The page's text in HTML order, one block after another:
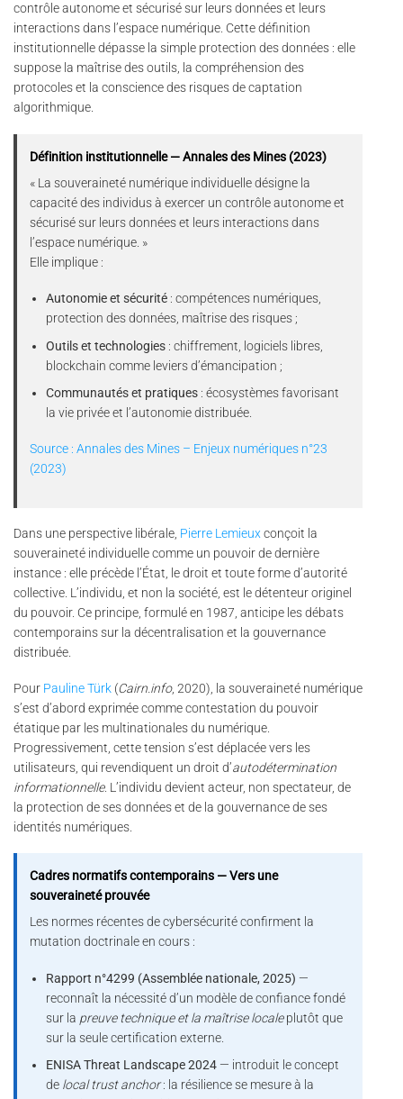
contrôle autonome et sécurisé sur leurs données et leurs
interactions dans l’espace numérique. Cette définition
institutionnelle dépasse la simple protection des données : elle
suppose la maîtrise des outils, la compréhension des
protocoles et la conscience des risques de captation
algorithmique.
Définition institutionnelle — Annales des Mines (2023)
« La souveraineté numérique individuelle désigne la
capacité des individus à exercer un contrôle autonome et
sécurisé sur leurs données et leurs interactions dans
l’espace numérique. »
Elle implique :
Autonomie et sécurité : compétences numériques,
protection des données, maîtrise des risques ;
Outils et technologies : chiffrement, logiciels libres,
blockchain comme leviers d’émancipation ;
Communautés et pratiques : écosystèmes favorisant
la vie privée et l’autonomie distribuée.
Source : Annales des Mines – Enjeux numériques n°23
(2023)
Dans une perspective libérale, Pierre Lemieuxconçoit la
souveraineté individuelle comme un pouvoir de dernière
instance : elle précède l’État, le droit et toute forme d’autorité
collective. L’individu, et non la société, est le détenteur originel
du pouvoir. Ce principe, formulé en 1987, anticipe les débats
contemporains sur la décentralisation et la gouvernance
distribuée.
Pour Pauline Türk (Cairn.info, 2020), la souveraineté numérique
s’est d’abord exprimée comme contestation du pouvoir
étatique par les multinationales du numérique.
Progressivement, cette tension s’est déplacée vers les
utilisateurs, qui revendiquent un droit d’autodétermination
informationnelle. L’individu devient acteur, non spectateur, de
la protection de ses données et de la gouvernance de ses
identités numériques.
Cadres normatifs contemporains — Vers une
souveraineté prouvée
Les normes récentes de cybersécurité confirment la
mutation doctrinale en cours :
Rapport n°4299 (Assemblée nationale, 2025) —
reconnaît la nécessité d’un modèle de confiance fondé
sur la preuve technique et la maîtrise localeplutôt que
sur la seule certification externe.
ENISA Threat Landscape 2024 — introduit le concept
de local trust anchor: la résilience se mesure à la